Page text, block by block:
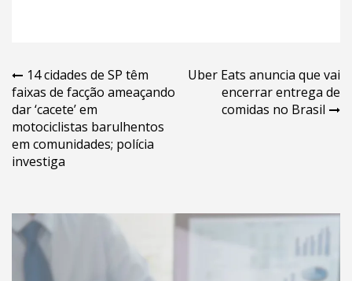
Navegação
de
Post
14 cidades de SP têm
faixas de facção ameaçando
dar ‘cacete’ em
motociclistas barulhentos
em comunidades; polícia
investiga
Uber Eats anuncia que vai
encerrar entrega de
comidas no Brasil